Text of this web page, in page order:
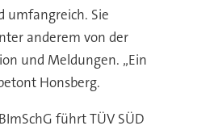
umfangreich. Sie
anderem von der
und Meldungen. „Ein
Honsberg.
führt TÜV SÜD